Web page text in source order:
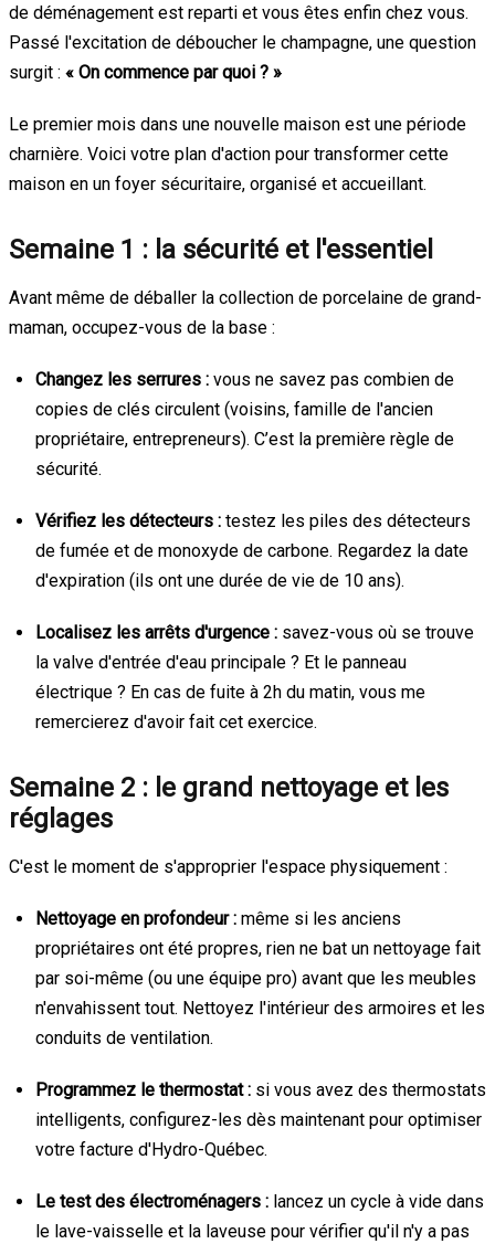
de déménagement est reparti et vous êtes enfin chez vous.
Passé l'excitation de déboucher le champagne, une question
surgit : « On commence par quoi ? »
Le premier mois dans une nouvelle maison est une période
charnière. Voici votre plan d'action pour transformer cette
maison en un foyer sécuritaire, organisé et accueillant.
Semaine 1 : la sécurité et l'essentiel
Avant même de déballer la collection de porcelaine de grand-
maman, occupez-vous de la base :
Changez les serrures : vous ne savez pas combien de
copies de clés circulent (voisins, famille de l'ancien
propriétaire, entrepreneurs). C’est la première règle de
sécurité.
Vérifiez les détecteurs : testez les piles des détecteurs
de fumée et de monoxyde de carbone. Regardez la date
d'expiration (ils ont une durée de vie de 10 ans).
Localisez les arrêts d'urgence : savez-vous où se trouve
la valve d'entrée d'eau principale ? Et le panneau
électrique ? En cas de fuite à 2h du matin, vous me
remercierez d'avoir fait cet exercice.
Semaine 2 : le grand nettoyage et les
réglages
C'est le moment de s'approprier l'espace physiquement :
Nettoyage en profondeur : même si les anciens
propriétaires ont été propres, rien ne bat un nettoyage fait
par soi-même (ou une équipe pro) avant que les meubles
n'envahissent tout. Nettoyez l'intérieur des armoires et les
conduits de ventilation.
Programmez le thermostat : si vous avez des thermostats
intelligents, configurez-les dès maintenant pour optimiser
votre facture d'Hydro-Québec.
Le test des électroménagers : lancez un cycle à vide dans
le lave-vaisselle et la laveuse pour vérifier qu'il n'y a pas